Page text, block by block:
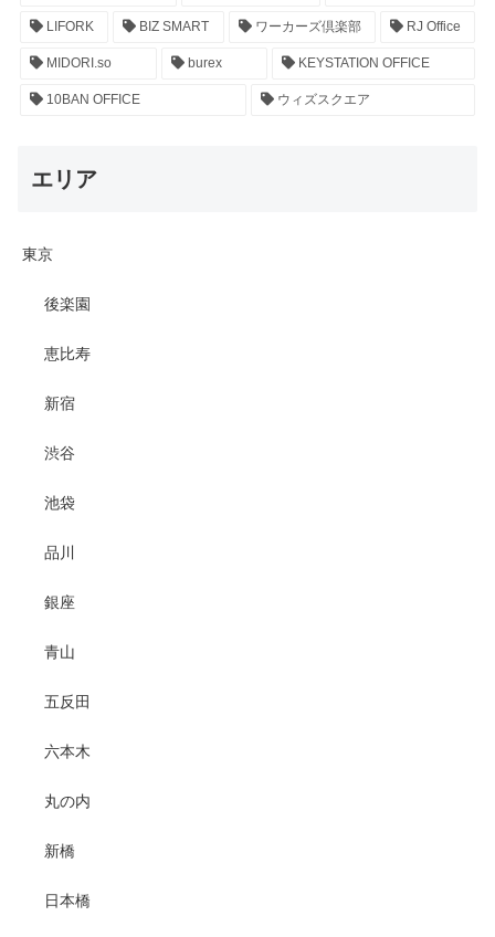
LIFORK BIZ SMART ワーカーズ倶楽部 RJ Office
MIDORI.so burex KEYSTATION OFFICE
10BAN OFFICE ウィズスクエア
エリア
東京
後楽園
恵比寿
新宿
渋谷
池袋
品川
銀座
青山
五反田
六本木
丸の内
新橋
日本橋